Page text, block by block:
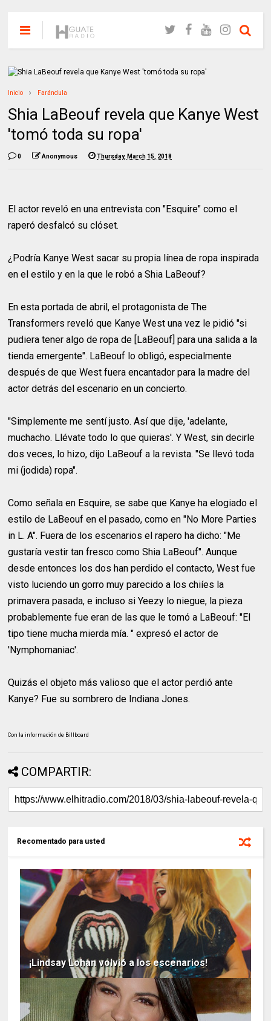
Inicio Farándula
Shia LaBeouf revela que Kanye West
'tomó toda su ropa'
0 Anonymous Thursday, March 15, 2018
El actor reveló en una entrevista con "Esquire" como el
raperó desfalcó su clóset.
¿Podría Kanye West sacar su propia línea de ropa inspirada
en el estilo y en la que le robó a Shia LaBeouf?
En esta portada de abril, el protagonista de The
Transformers reveló que Kanye West una vez le pidió "si
pudiera tener algo de ropa de [LaBeouf] para una salida a la
tienda emergente". LaBeouf lo obligó, especialmente
después de que West fuera encantador para la madre del
actor detrás del escenario en un concierto.
"Simplemente me sentí justo. Así que dije, 'adelante,
muchacho. Llévate todo lo que quieras'. Y West, sin decirle
dos veces, lo hizo, dijo LaBeouf a la revista. "Se llevó toda
mi (jodida) ropa".
Como señala en Esquire, se sabe que Kanye ha elogiado el
estilo de LaBeouf en el pasado, como en "No More Parties
in L. A". Fuera de los escenarios el rapero ha dicho: "Me
gustaría vestir tan fresco como Shia LaBeouf". Aunque
desde entonces los dos han perdido el contacto, West fue
visto luciendo un gorro muy parecido a los chiíes la
primavera pasada, e incluso si Yeezy lo niegue, la pieza
probablemente fue eran de las que le tomó a LaBeouf: "El
tipo tiene mucha mierda mía. " expresó el actor de
'Nymphomaniac'.
Quizás el objeto más valioso que el actor perdió ante
Kanye? Fue su sombrero de Indiana Jones.
Con la información de Billboard
COMPARTIR:
Recomentado para usted
¡Lindsay Lohan volvió a los escenarios!